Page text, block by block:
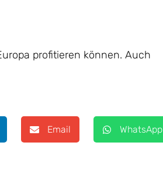
profitieren können. Auch
Email WhatsApp